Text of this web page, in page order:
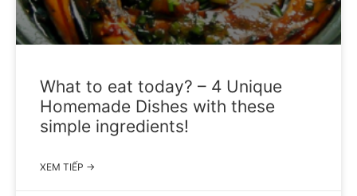
What to eat today? – 4 Unique
Homemade Dishes with these
simple ingredients!
XEM TIẾP →